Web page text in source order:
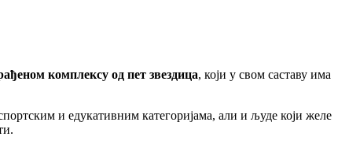
комплексу од пет звездица, који у свом саставу има
и едукативним категоријама, али и људе који желе